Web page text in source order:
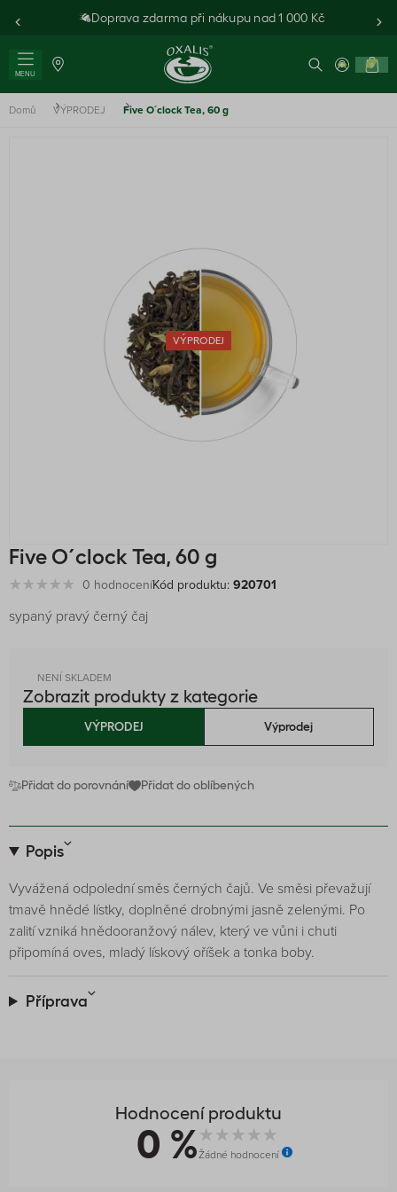
Doprava zdarma při nákupu nad 1 000 Kč
MENU
0
Domů VÝPRODEJ Five O´clock Tea, 60 g
VÝPRODEJ
Five O´clock Tea, 60 g
0 hodnoceníKód produktu: 920701
sypaný pravý černý čaj
NENÍ SKLADEM
Zobrazit produkty z kategorie
VÝPRODEJ Výprodej
Přidat do porovnání Přidat do oblíbených
Popis
Vyvážená odpolední směs černých čajů. Ve směsi převažují
tmavě hnědé lístky, doplněné drobnými jasně zelenými. Po
zalití vzniká hnědooranžový nálev, který ve vůni i chuti
připomíná oves, mladý lískový oříšek a tonka boby.
Příprava
Hodnocení produktu
0 %Žádné hodnocení